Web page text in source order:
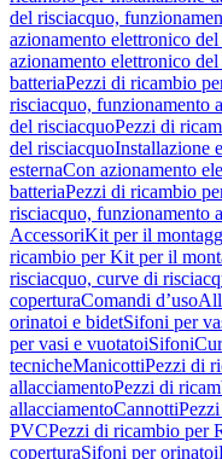
del risciacquo,
azionamento elettronico
azionamento elettronico
batteriaPezzi di ricambio
risciacquo, funzionamento
del risciacquoPezzi di
del risciacquoInstallazione
esternaCon azionamento
batteriaPezzi di ricambio
risciacquo, funzionamento
AccessoriKit per il
ricambio per Kit per il
risciacquo, curve di
coperturaComandi d’uso
orinatoi e bidetSifoni per
per vasi e vuotatoiSifoni
tecnicheManicottiPezzi di
allacciamentoPezzi di
allacciamentoCannotti
PVCPezzi di ricambio per
coperturaSifoni per orinatoi